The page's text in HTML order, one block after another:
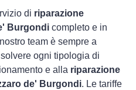
di riparazione
Burgondi completo e in
team è sempre a
ogni tipologia di
e alla riparazione
de' Burgondi. Le tariffe